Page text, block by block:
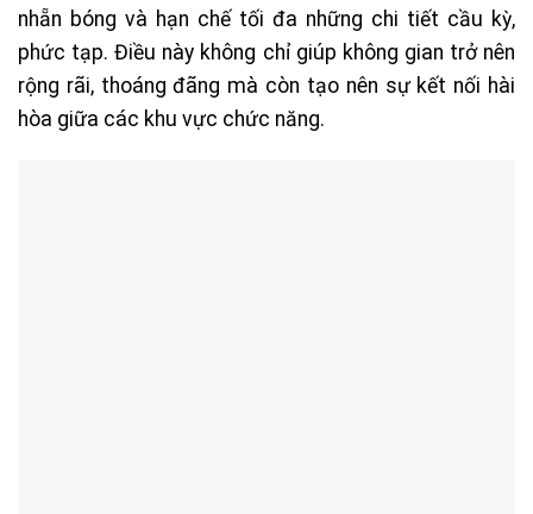
nhẵn bóng và hạn chế tối đa những chi tiết cầu kỳ,
phức tạp. Điều này không chỉ giúp không gian trở nên
rộng rãi, thoáng đãng mà còn tạo nên sự kết nối hài
hòa giữa các khu vực chức năng.